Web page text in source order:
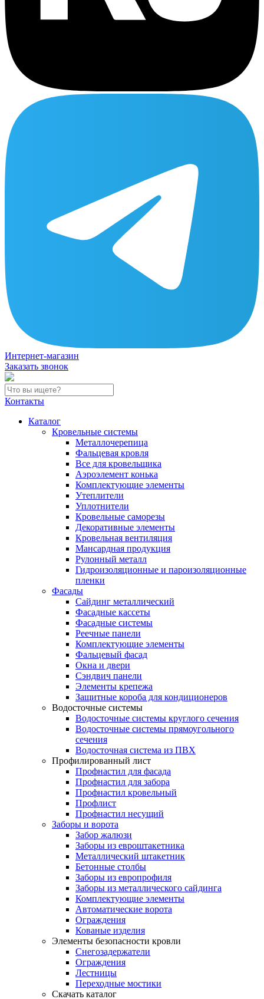
Интернет-магазин
Заказать звонок
Контакты
Каталог
Кровельные системы
Металлочерепица
Фальцевая кровля
Все для кровельщика
Аэроэлемент конька
Комплектующие элементы
Утеплители
Уплотнители
Кровельные саморезы
Декоративные элементы
Кровельная вентиляция
Мансардная продукция
Рулонный металл
Гидроизоляционные и пароизоляционные
пленки
Фасады
Сайдинг металлический
Фасадные кассеты
Фасадные системы
Реечные панели
Комплектующие элементы
Фальцевый фасад
Окна и двери
Сэндвич панели
Элементы крепежа
Защитные короба для кондиционеров
Водосточные системы
Водосточные системы круглого сечения
Водосточные системы прямоугольного
сечения
Водосточная система из ПВХ
Профилированный лист
Профнастил для фасада
Профнастил для забора
Профнастил кровельный
Профлист
Профнастил несущий
Заборы и ворота
Забор жалюзи
Заборы из евроштакетника
Металлический штакетник
Бетонные столбы
Заборы из европрофиля
Заборы из металлического сайдинга
Комплектующие элементы
Автоматические ворота
Ограждения
Кованые изделия
Элементы безопасности кровли
Снегозадержатели
Ограждения
Лестницы
Переходные мостики
Скачать каталог